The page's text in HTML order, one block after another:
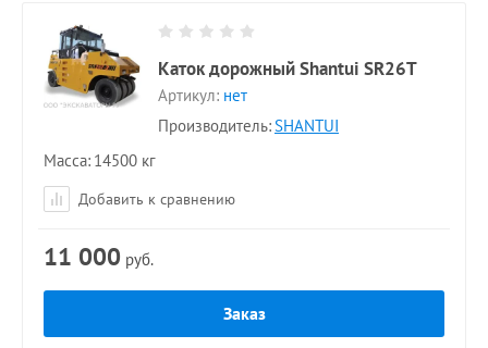
Каток дорожный Shantui SR26T
Артикул: нет
Производитель:SHANTUI
Масса 14500 кг
Добавить к сравнению
11 000 руб.
Заказ